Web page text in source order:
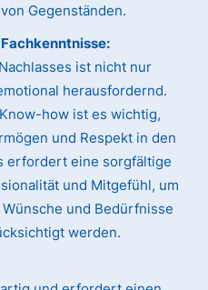
Gegenständen.
ist nicht nur
herausfordernd.
how ist es wichtig,
und Respekt in den
erfordert eine sorgfältige
und Mitgefühl, um
und Bedürfnisse
werden.